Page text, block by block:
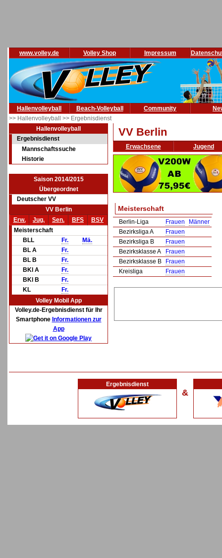
www.volley.de Volley Shop Impressum
Hallenvolleyball Beach-Volleyball Community
>> Hallenvolleyball >> Ergebnisdienst
Hallenvolleyball
Ergebnisdienst
Mannschaftssuche
Historie
Saison 2014/2015
Übergeordnet
Deutscher VV
VV Berlin
Erw.
Jug. Sen. BFS
BSV
Meisterschaft
BLL
Fr.
Mä.
BL A
Fr.
BL B
Fr.
BKl A
Fr.
BKl B
Fr.
KL
Fr.
Volley Mobil App
Volley.de-Ergebnisdienst für Ihr
Smartphone Informationen zur
App
VV Berlin
Erwachsene Jugend
Meisterschaft
Berlin-Liga Frauen
Männer
Bezirksliga A
Frauen
Bezirksliga B
Frauen
Bezirksklasse A
Frauen
Bezirksklasse B
Frauen
Kreisliga
Frauen
Ergebnisdienst
&